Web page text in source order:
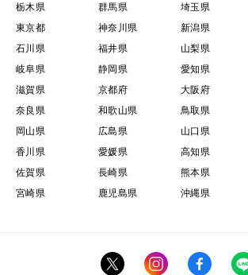
栃木県
群馬県 埼玉県
東京都
神奈川県 新潟県
石川県
福井県 山梨県
岐阜県
静岡県 愛知県
滋賀県
京都府 大阪府
奈良県
和歌山県 鳥取県
岡山県
広島県 山口県
香川県
愛媛県 高知県
佐賀県
長崎県 熊本県
宮崎県
鹿児島県 沖縄県